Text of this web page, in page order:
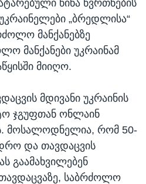
წინა წვრთნების
„ბრედლისა“
მანქანებზე
მანქანები უკრაინამ
მიიღო.
მდივანი უკრაინის
ჯგუფთან ონლაინ
მოსალოდნელია, რომ 50-
და თავდაცვის
გაამახვილებენ
საბრძოლო